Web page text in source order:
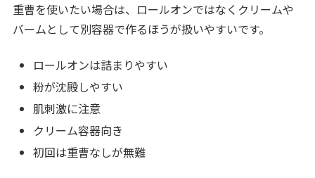
重曹を使いたい場合は、ロールオンではなくクリームや
バームとして別容器で作るほうが扱いやすいです。
ロールオンは詰まりやすい
粉が沈殿しやすい
肌刺激に注意
クリーム容器向き
初回は重曹なしが無難